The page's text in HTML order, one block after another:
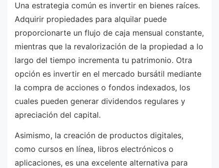
Una estrategia común es invertir en bienes raíces.
Adquirir propiedades para alquilar puede
proporcionarte un flujo de caja mensual constante,
mientras que la revalorización de la propiedad a lo
largo del tiempo incrementa tu patrimonio. Otra
opción es invertir en el mercado bursátil mediante
la compra de acciones o fondos indexados, los
cuales pueden generar dividendos regulares y
apreciación del capital.
Asimismo, la creación de productos digitales,
como cursos en línea, libros electrónicos o
aplicaciones, es una excelente alternativa para